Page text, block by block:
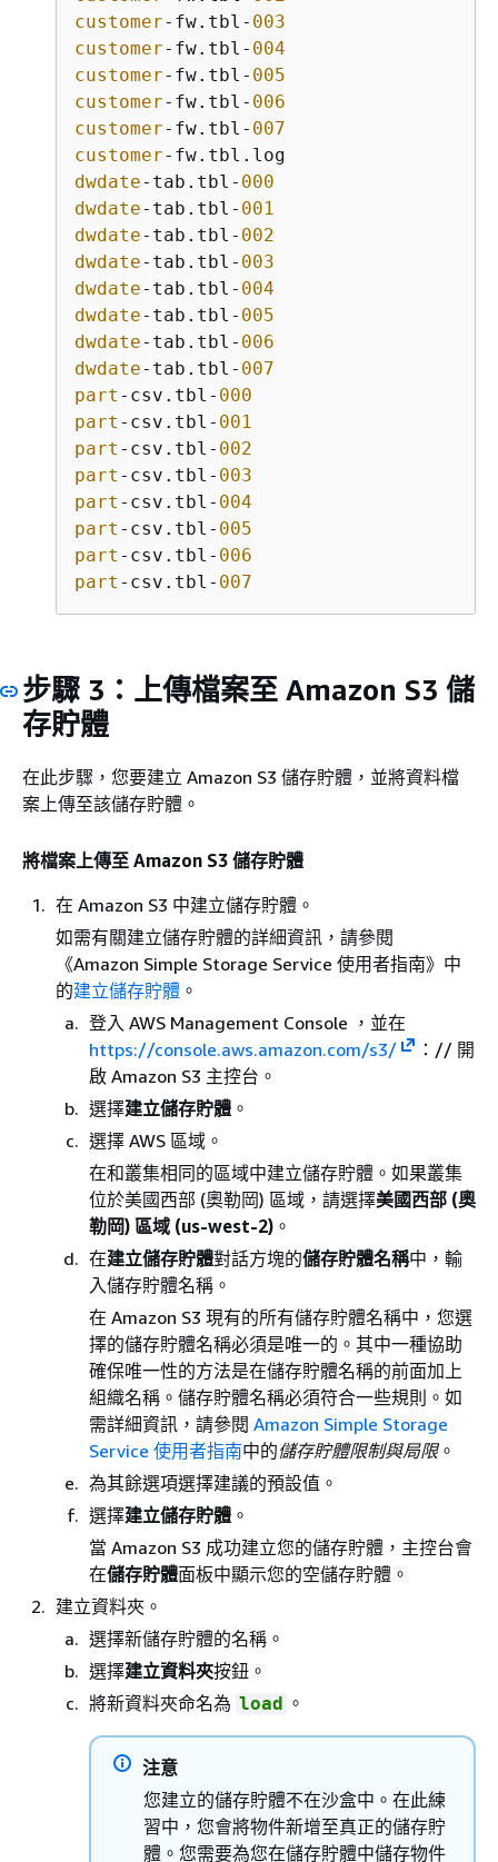
customer-fw.tbl- 003
customer-fw.tbl- 004
customer-fw.tbl- 005
customer-fw.tbl- 006
customer-fw.tbl- 007
customer
dwdate-tab.tbl- 000
dwdate-tab.tbl- 001
dwdate-tab.tbl- 002
dwdate-tab.tbl- 003
dwdate-tab.tbl- 004
dwdate-tab.tbl- 005
dwdate-tab.tbl- 006
dwdate-tab.tbl- 007
part -csv.tbl- 000
part -csv.tbl- 001
part -csv.tbl- 002
part -csv.tbl- 003
part -csv.tbl- 004
part -csv.tbl- 005
part -csv.tbl- 006
part -csv.tbl- 007
步驟 3：上傳檔案至 Amazon S3 儲
存貯體
在此步驟，您要建立 Amazon S3 儲存貯體，並將資料檔
案上傳至該儲存貯體。
將檔案上傳至 Amazon S3 儲存貯體
在 Amazon S3 中建立儲存貯體。
如需有關建立儲存貯體的詳細資訊，請參閱
《Amazon Simple Storage Service 使用者指南》 中
的建立儲存貯體 。
登入 AWS Management Console ，並在
https://console.aws.amazon.com/s3/
：// 開
啟 Amazon S3 主控台。
選擇建立儲存貯體 。
選擇 AWS 區域。
在和叢集相同的區域中建立儲存貯體。如果叢集
位於美國西部 (奧勒岡) 區域，請選擇美國西部 (奧
勒岡) 區域 (us-west-2) 。
在建立儲存貯體對話方塊的儲存貯體名稱中，輸
入儲存貯體名稱。
在 Amazon S3 現有的所有儲存貯體名稱中，您選
擇的儲存貯體名稱必須是唯一的。其中一種協助
確保唯一性的方法是在儲存貯體名稱的前面加上
組織名稱。儲存貯體名稱必須符合一些規則。如
需詳細資訊，請參閱 Amazon Simple Storage
Service 使用者指南中的儲存貯體限制與局限。
為其餘選項選擇建議的預設值。
選擇建立儲存貯體 。
當 Amazon S3 成功建立您的儲存貯體，主控台會
在儲存貯體面板中顯示您的空儲存貯體。
建立資料夾。
選擇新儲存貯體的名稱。
選擇建立資料夾按鈕。
將新資料夾命名為 load 。
注意
您建立的儲存貯體不在沙盒中。在此練
習中，您會將物件新增至真正的儲存貯
體。您需要為您在儲存貯體中儲存物件